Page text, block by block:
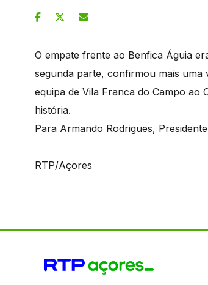
O empate frente ao Benfica Águia
segunda parte, confirmou mais uma
equipa de Vila Franca do Campo ao
história.
Para Armando Rodrigues,
RTP/Açores